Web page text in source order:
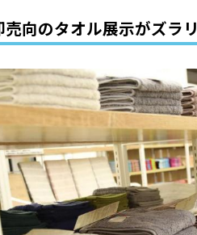
向のタオル展示がズラリ